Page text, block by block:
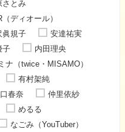
さとみ
（ディオール）
眞規子
安達祐実
子
内田理央
ミナ（twice・MISAMO）
有村架純
春奈
仲里依紗
めるる
なごみ（YouTuber）